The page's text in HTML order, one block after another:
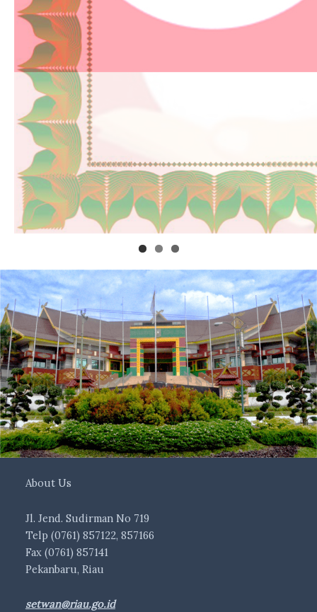
About Us
Jl. Jend. Sudirman No 719
Telp (0761) 857122, 857166
Fax (0761) 857141
Pekanbaru, Riau
setwan@riau.go.id